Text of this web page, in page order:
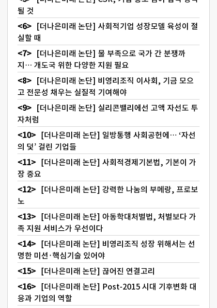
될 것
[더나은미래 논단] 사회적기업 성장모델 육성이 절
실할 때
[더나은미래 논단] 물 부족으로 국가 간 분쟁까
지… 개도국 위한 다양한 지원 필요
[더나은미래 논단] 비영리조직 이사회, 기금 모으
고 전문성 채우는 실질적 기여해야
[더나은미래 논단] 실리콘밸리에선 고액 자선도 투
자처럼
[더나은미래 논단] 일방통행 사회공헌에… ‘자선
의 덫’ 걸린 기업들
[더나은미래 논단] 사회적경제기본법, 기본이 가
장 중요
[더나은미래 논단] 강력한 나눔의 부메랑, 프로보
노
[더나은미래 논단] 아동학대처벌법, 처벌보다 가
족 지원 서비스가 우선이다
[더나은미래 논단] 비영리조직 성장 위해서는 선
명한 미션·핵심기술 있어야
[더나은미래 논단] 끊어진 연결고리
[더나은미래 논단] Post-2015 시대 기후변화 대
응과 기업의 역할